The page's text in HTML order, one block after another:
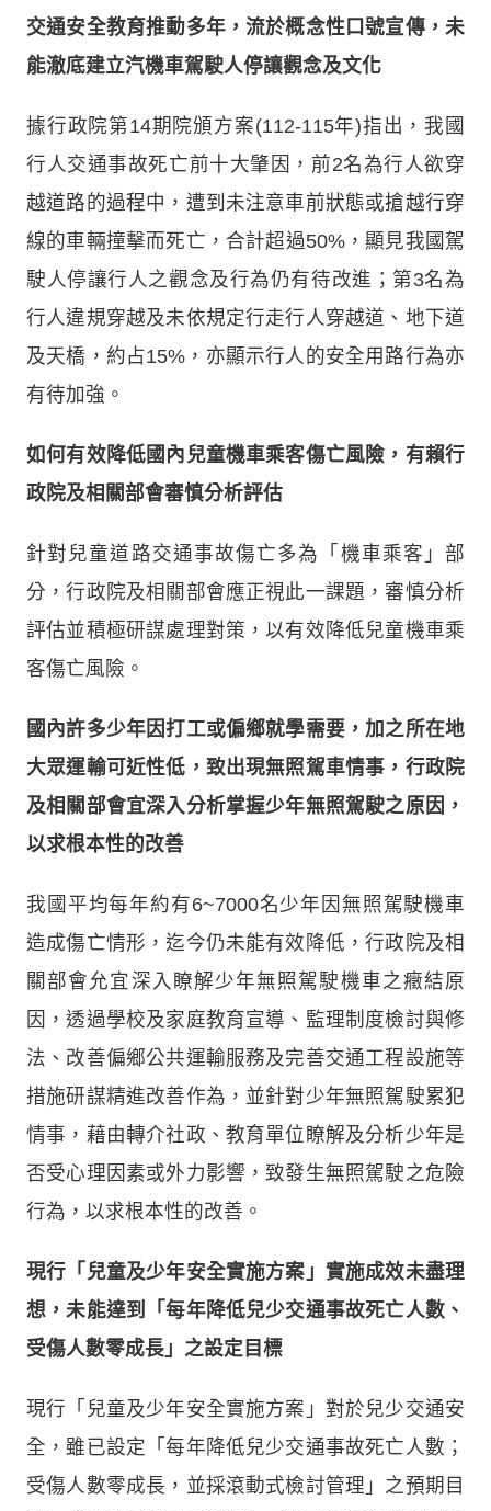
交通安全教育推動多年，流於概念性口號宣傳，未
能澈底建立汽機車駕駛人停讓觀念及文化
據行政院第14期院頒方案(112-115年)指出，我國
行人交通事故死亡前十大肇因，前2名為行人欲穿
越道路的過程中，遭到未注意車前狀態或搶越行穿
線的車輛撞擊而死亡，合計超過50%，顯見我國駕
駛人停讓行人之觀念及行為仍有待改進；第3名為
行人違規穿越及未依規定行走行人穿越道、地下道
及天橋，約占15%，亦顯示行人的安全用路行為亦
有待加強。
如何有效降低國內兒童機車乘客傷亡風險，有賴行
政院及相關部會審慎分析評估
針對兒童道路交通事故傷亡多為「機車乘客」部
分，行政院及相關部會應正視此一課題，審慎分析
評估並積極研謀處理對策，以有效降低兒童機車乘
客傷亡風險。
國內許多少年因打工或偏鄉就學需要，加之所在地
大眾運輸可近性低，致出現無照駕車情事，行政院
及相關部會宜深入分析掌握少年無照駕駛之原因，
以求根本性的改善
我國平均每年約有6~7000名少年因無照駕駛機車
造成傷亡情形，迄今仍未能有效降低，行政院及相
關部會允宜深入瞭解少年無照駕駛機車之癥結原
因，透過學校及家庭教育宣導、監理制度檢討與修
法、改善偏鄉公共運輸服務及完善交通工程設施等
措施研謀精進改善作為，並針對少年無照駕駛累犯
情事，藉由轉介社政、教育單位瞭解及分析少年是
否受心理因素或外力影響，致發生無照駕駛之危險
行為，以求根本性的改善。
現行「兒童及少年安全實施方案」實施成效未盡理
想，未能達到「每年降低兒少交通事故死亡人數、
受傷人數零成長」之設定目標
現行「兒童及少年安全實施方案」對於兒少交通安
全，雖已設定「每年降低兒少交通事故死亡人數；
受傷人數零成長，並採滾動式檢討管理」之預期目